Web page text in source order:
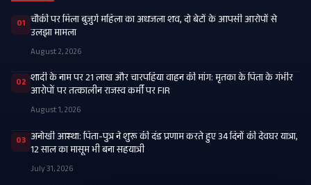
01 चौकी पर मिला बुजुर्ग महिला का अधजला शव, दो बेटों के आपसी आरोपों से
उलझा मामला
August 2, 2026
02 शादी के नाम पर 21 लाख और चारपहिया वाहन की मांग: मृतका के पिता के गंभीर
आरोपों पर तत्कालीन राजस्व कर्मी पर FIR
August 1, 2026
03 अनोखी आस्था: पिता-पुत्र ने शुरू की दंड प्रणाम करते हुए 34 दिनों की देवघर यात्रा,
12 साल का मासूम भी बना सहयात्री
July 31, 2026